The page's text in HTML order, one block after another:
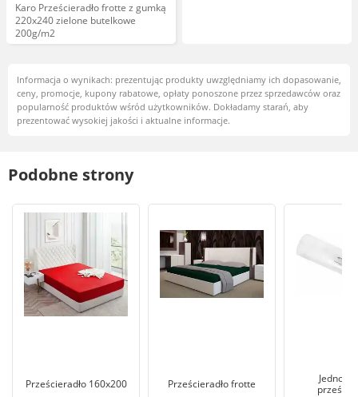
Karo Prześcieradło frotte z gumką
220x240 zielone butelkowe
200g/m2
Informacja o wynikach: prezentując produkty uwzględniamy ich dopasowanie,
ceny, promocje, kupony rabatowe, opłaty ponoszone przez sprzedawców oraz
popularność produktów wśród użytkowników. Dokładamy starań, aby
prezentować wysokiej jakości i aktualne informacje.
Podobne strony
Prześcieradło 160x200 Prześcieradło frotte